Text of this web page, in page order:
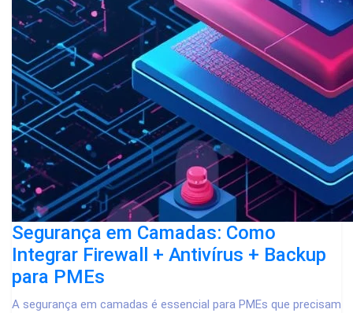
Segurança em Camadas: Como
Integrar Firewall + Antivírus + Backup
para PMEs
A segurança em camadas é essencial para PMEs que precisam